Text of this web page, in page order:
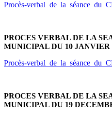
Procès-
PROCES VERBAL DE LA
MUNICIPAL DU 10 JANVIER
Procès-
PROCES VERBAL DE LA
MUNICIPAL DU 19